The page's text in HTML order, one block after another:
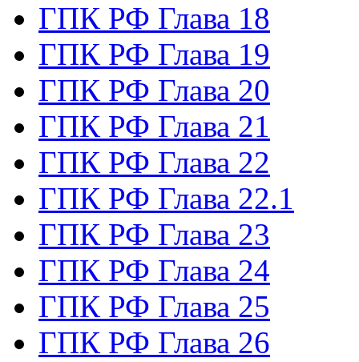
ГПК РФ Глава 18
ГПК РФ Глава 19
ГПК РФ Глава 20
ГПК РФ Глава 21
ГПК РФ Глава 22
ГПК РФ Глава 22.1
ГПК РФ Глава 23
ГПК РФ Глава 24
ГПК РФ Глава 25
ГПК РФ Глава 26